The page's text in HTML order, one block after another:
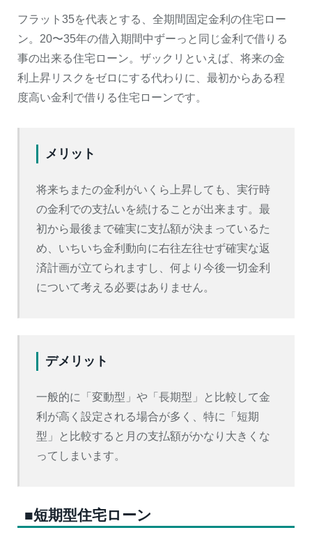
フラット35を代表とする、全期間固定金利の住宅ロー
ン。20〜35年の借入期間中ずーっと同じ金利で借りる
事の出来る住宅ローン。ザックリといえば、将来の金
利上昇リスクをゼロにする代わりに、最初からある程
度高い金利で借りる住宅ローンです。
メリット
将来ちまたの金利がいくら上昇しても、実行時
の金利での支払いを続けることが出来ます。最
初から最後まで確実に支払額が決まっているた
め、いちいち金利動向に右往左往せず確実な返
済計画が立てられますし、何より今後一切金利
について考える必要はありません。
デメリット
一般的に「変動型」や「長期型」と比較して金
利が高く設定される場合が多く、特に「短期
型」と比較すると月の支払額がかなり大きくな
ってしまいます。
■短期型住宅ローン